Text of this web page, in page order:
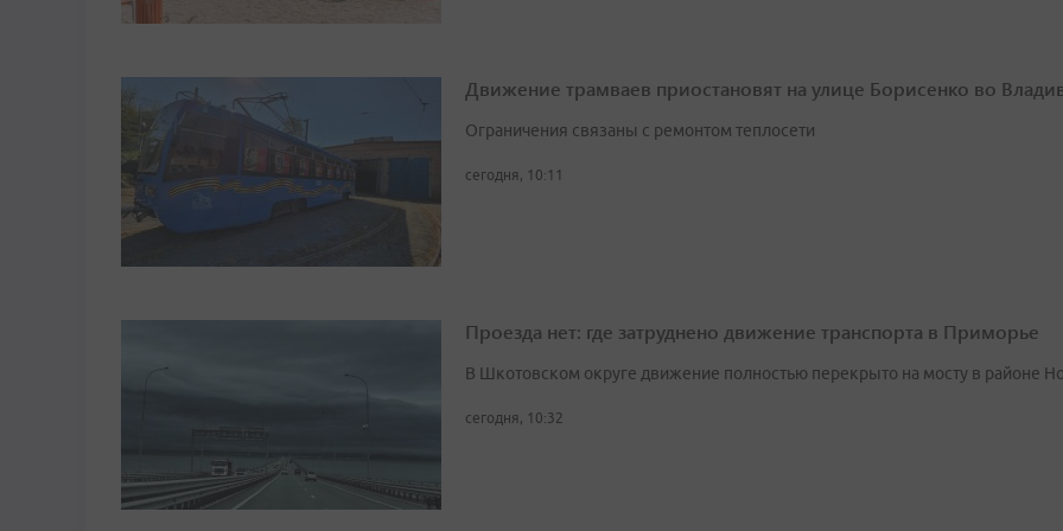
Движение трамваев приостановят на улице Борисенко во
Ограничения связаны с ремонтом теплосети
сегодня, 10:11
Проезда нет: где затруднено движение транспорта в Приморье
В Шкотовском округе движение полностью перекрыто на мосту в районе
сегодня, 10:32